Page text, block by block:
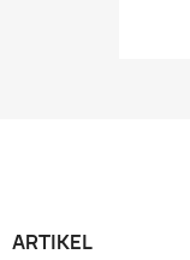
ARTIKEL